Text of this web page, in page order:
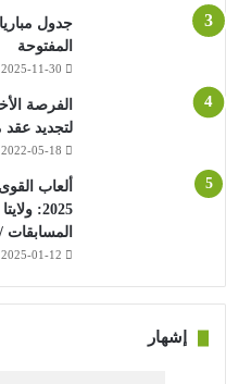
المفتوحة
2025-11-30
الفرصة
لتجديد عقد
2022-05-18
ألعاب
2025:
المسابقات
2025-01-12
إشهار